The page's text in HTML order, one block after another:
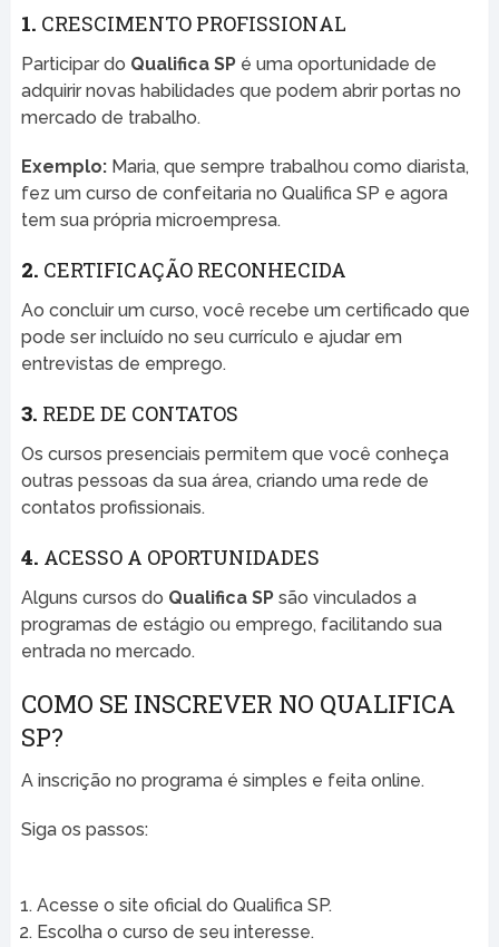
1. CRESCIMENTO PROFISSIONAL
Participar do Qualifica SPé uma oportunidade de
adquirir novas habilidades que podem abrir portas no
mercado de trabalho.
Exemplo:Maria, que sempre trabalhou como diarista,
fez um curso de confeitaria no Qualifica SP e agora
tem sua própria microempresa.
2. CERTIFICAÇÃO RECONHECIDA
Ao concluir um curso, você recebe um certificado que
pode ser incluído no seu currículo e ajudar em
entrevistas de emprego.
3. REDE DE CONTATOS
Os cursos presenciais permitem que você conheça
outras pessoas da sua área, criando uma rede de
contatos profissionais.
4. ACESSO A OPORTUNIDADES
Alguns cursos do Qualifica SPsão vinculados a
programas de estágio ou emprego, facilitando sua
entrada no mercado.
COMO SE INSCREVER NO QUALIFICA
SP?
A inscrição no programa é simples e feita online.
Siga os passos:
Acesse o site oficial do Qualifica SP.
Escolha o curso de seu interesse.